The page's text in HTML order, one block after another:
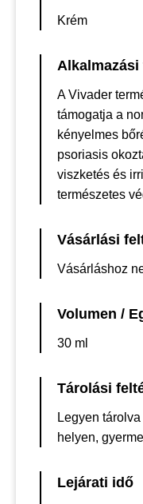
Krém
A Vivader
támogatja a
kényelmes
psoriasis
viszketés és
természetes
Vásárlási
Vásárláshoz
Volumen /
30 ml
Tárolási
Legyen
helyen,
Lejárati idő